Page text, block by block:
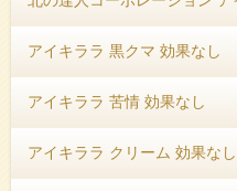
アイキララ 黒クマ 効果なし
アイキララ 苦情 効果なし
アイキララ クリーム 効果なし